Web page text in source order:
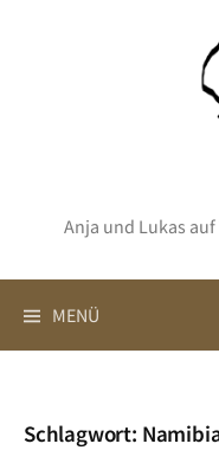
Anja und Lukas
MENÜ
Schlagwort: